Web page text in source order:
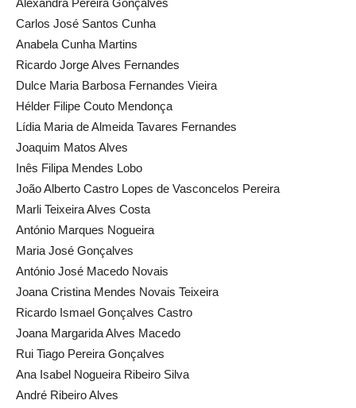
Alexandra Pereira Gonçalves
Carlos José Santos Cunha
Anabela Cunha Martins
Ricardo Jorge Alves Fernandes
Dulce Maria Barbosa Fernandes Vieira
Hélder Filipe Couto Mendonça
Lídia Maria de Almeida Tavares Fernandes
Joaquim Matos Alves
Inês Filipa Mendes Lobo
João Alberto Castro Lopes de Vasconcelos Pereira
Marli Teixeira Alves Costa
António Marques Nogueira
Maria José Gonçalves
António José Macedo Novais
Joana Cristina Mendes Novais Teixeira
Ricardo Ismael Gonçalves Castro
Joana Margarida Alves Macedo
Rui Tiago Pereira Gonçalves
Ana Isabel Nogueira Ribeiro Silva
André Ribeiro Alves